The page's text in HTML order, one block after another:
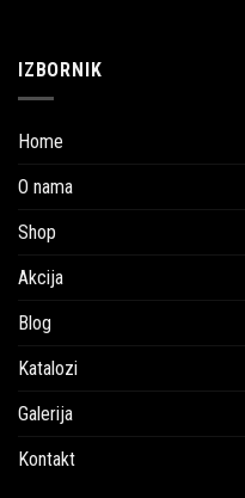
IZBORNIK
Home
O nama
Shop
Akcija
Blog
Katalozi
Galerija
Kontakt